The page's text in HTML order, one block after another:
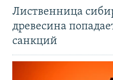
Лиственница
древесина
санкций